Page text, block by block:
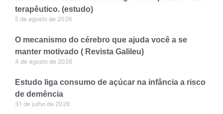
terapêutico. (estudo)
5 de agosto de 2026
O mecanismo do cérebro que ajuda você a se
manter motivado ( Revista Galileu)
4 de agosto de 2026
Estudo liga consumo de açúcar na infância a risco
de demência
31 de julho de 2026